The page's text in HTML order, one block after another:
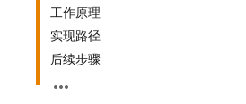
工作原理
实现路径
后续步骤